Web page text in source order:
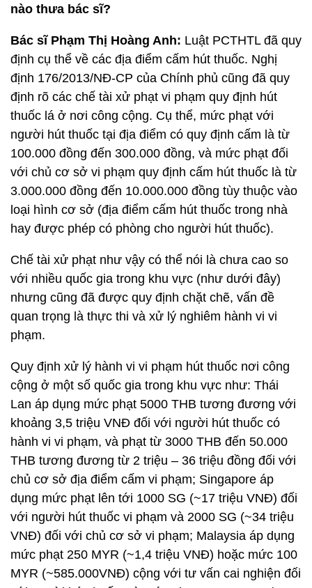
nào thưa bác sĩ?
Bác sĩ Phạm Thị Hoàng Anh: Luật PCTHTL đã quy
định cụ thể về các địa điểm cấm hút thuốc. Nghị
định 176/2013/NĐ-CP của Chính phủ cũng đã quy
định rõ các chế tài xử phạt vi phạm quy định hút
thuốc lá ở nơi công cộng. Cụ thể, mức phạt với
người hút thuốc tại địa điểm có quy định cấm là từ
100.000 đồng đến 300.000 đồng, và mức phạt đối
với chủ cơ sở vi phạm quy định cấm hút thuốc là từ
3.000.000 đồng đến 10.000.000 đồng tùy thuộc vào
loại hình cơ sở (địa điểm cấm hút thuốc trong nhà
hay được phép có phòng cho người hút thuốc).
Chế tài xử phạt như vậy có thể nói là chưa cao so
với nhiều quốc gia trong khu vực (như dưới đây)
nhưng cũng đã được quy định chặt chẽ, vấn đề
quan trọng là thực thi và xử lý nghiêm hành vi vi
phạm.
Quy định xử lý hành vi vi phạm hút thuốc nơi công
cộng ở một số quốc gia trong khu vực như: Thái
Lan áp dụng mức phạt 5000 THB tương đương với
khoảng 3,5 triệu VNĐ đối với người hút thuốc có
hành vi vi phạm, và phạt từ 3000 THB đến 50.000
THB tương đương từ 2 triệu – 36 triệu đồng đối với
chủ cơ sở địa điểm cấm vi phạm; Singapore áp
dụng mức phạt lên tới 1000 SG (~17 triệu VNĐ) đối
với người hút thuốc vi phạm và 2000 SG (~34 triệu
VNĐ) đối với chủ cơ sở vi phạm; Malaysia áp dụng
mức phạt 250 MYR (~1,4 triệu VNĐ) hoặc mức 100
MYR (~585.000VNĐ) cộng với tư vấn cai nghiện đối